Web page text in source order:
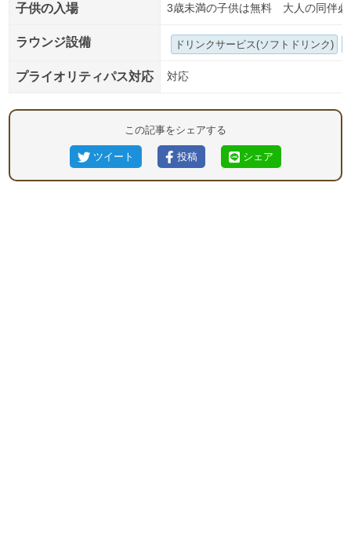
子供の入場 3歳未満の子供は無料 大人の同伴必
ラウンジ設備 ドリンクサービス(ソフトドリンク)
プライオリティパス対応 対応
この記事をシェアする
ツイート 投稿 シェア